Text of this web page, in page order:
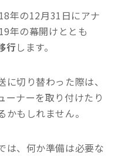
年の12月31日にアナ
年の幕開けととも
行します。
切り替わった際は、
ーナーを取り付けたり
もしれません。
は、何か準備は必要な